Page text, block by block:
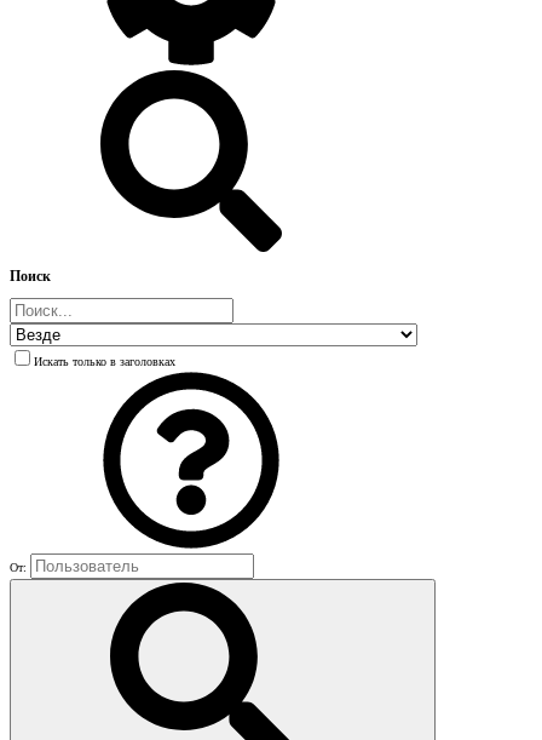
Поиск
Искать только в заголовках
От: